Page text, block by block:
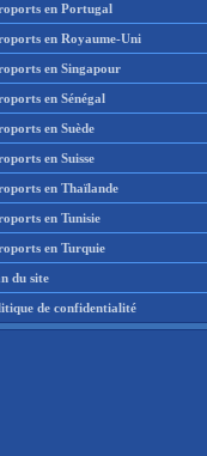
en Portugal
en Royaume-Uni
en Singapour
en Sénégal
en Suède
en Suisse
en Thaïlande
en Tunisie
en Turquie
du site
de confidentialité